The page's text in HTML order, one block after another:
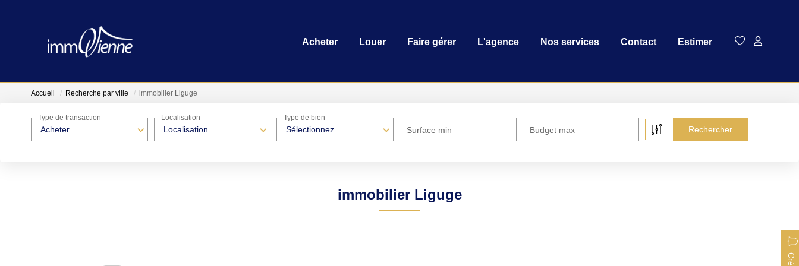
Acheter Louer Faire gérer L'agence Nos services Contact Estimer
Accueil Recherche par ville immobilier Liguge
Acheter
Type de transaction
Localisation
Localisation
Sélectionnez...
Type de bien
Surface min Budget max
immobilier Liguge